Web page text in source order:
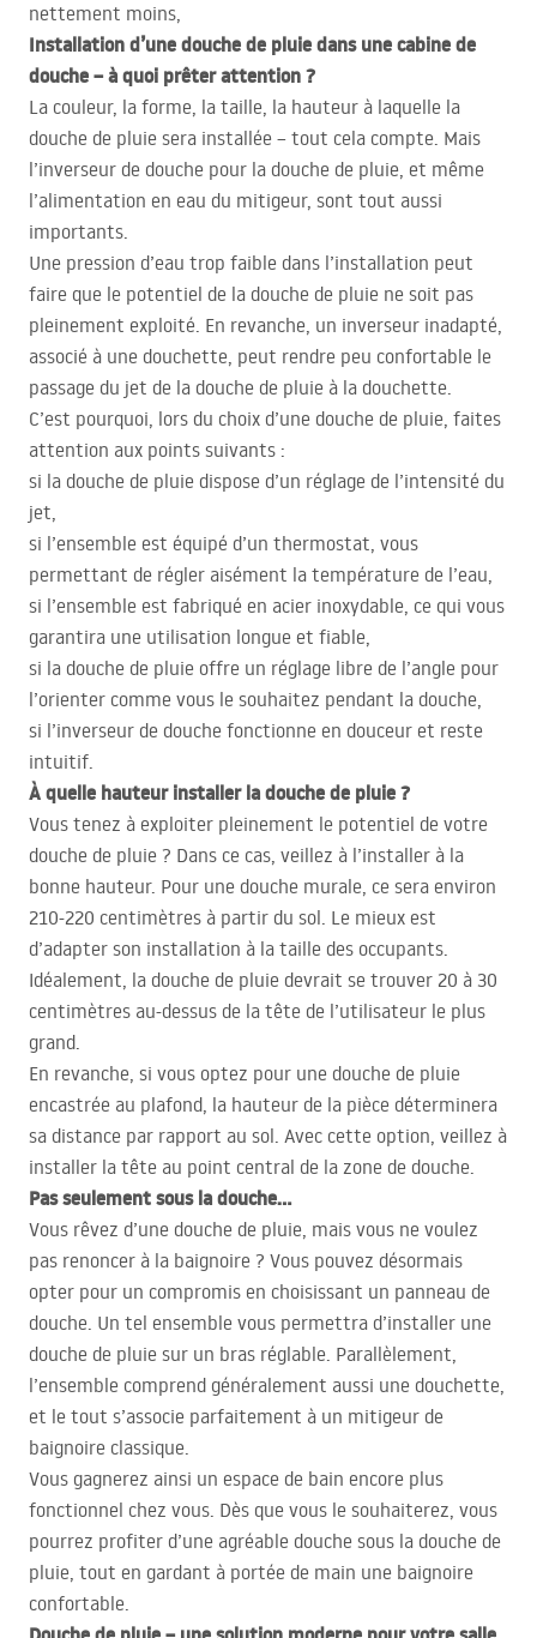
nettement moins,
Installation d’une douche de pluie dans une cabine de
douche – à quoi prêter attention ?
La couleur, la forme, la taille, la hauteur à laquelle la
douche de pluie sera installée – tout cela compte. Mais
l’inverseur de douche pour la douche de pluie, et même
l’alimentation en eau du mitigeur, sont tout aussi
importants.
Une pression d’eau trop faible dans l’installation peut
faire que le potentiel de la douche de pluie ne soit pas
pleinement exploité. En revanche, un inverseur inadapté,
associé à une douchette, peut rendre peu confortable le
passage du jet de la douche de pluie à la douchette.
C’est pourquoi, lors du choix d’une douche de pluie, faites
attention aux points suivants :
si la douche de pluie dispose d’un réglage de l’intensité du
jet,
si l’ensemble est équipé d’un thermostat, vous
permettant de régler aisément la température de l’eau,
si l’ensemble est fabriqué en acier inoxydable, ce qui vous
garantira une utilisation longue et fiable,
si la douche de pluie offre un réglage libre de l’angle pour
l’orienter comme vous le souhaitez pendant la douche,
si l’inverseur de douche fonctionne en douceur et reste
intuitif.
À quelle hauteur installer la douche de pluie ?
Vous tenez à exploiter pleinement le potentiel de votre
douche de pluie ? Dans ce cas, veillez à l’installer à la
bonne hauteur. Pour une douche murale, ce sera environ
210-220 centimètres à partir du sol. Le mieux est
d’adapter son installation à la taille des occupants.
Idéalement, la douche de pluie devrait se trouver 20 à 30
centimètres au-dessus de la tête de l’utilisateur le plus
grand.
En revanche, si vous optez pour une douche de pluie
encastrée au plafond, la hauteur de la pièce déterminera
sa distance par rapport au sol. Avec cette option, veillez à
installer la tête au point central de la zone de douche.
Pas seulement sous la douche…
Vous rêvez d’une douche de pluie, mais vous ne voulez
pas renoncer à la baignoire ? Vous pouvez désormais
opter pour un compromis en choisissant un panneau de
douche. Un tel ensemble vous permettra d’installer une
douche de pluie sur un bras réglable. Parallèlement,
l’ensemble comprend généralement aussi une douchette,
et le tout s’associe parfaitement à un mitigeur de
baignoire classique.
Vous gagnerez ainsi un espace de bain encore plus
fonctionnel chez vous. Dès que vous le souhaiterez, vous
pourrez profiter d’une agréable douche sous la douche de
pluie, tout en gardant à portée de main une baignoire
confortable.